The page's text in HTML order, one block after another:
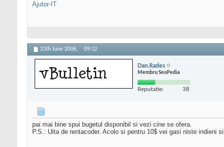
Ajutor-IT
13th June 2006, 09:12
Dan.Rades
Membru SeoPedia
Reputatie: 38
pai mai bine spui bugetul disponibil si vezi cine se ofera.
P.S.: Uita de rentacoder. Acolo si pentru 10$ vei gasi niste indieni